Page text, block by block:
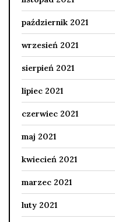
październik 2021
wrzesień 2021
sierpień 2021
lipiec 2021
czerwiec 2021
maj 2021
kwiecień 2021
marzec 2021
luty 2021